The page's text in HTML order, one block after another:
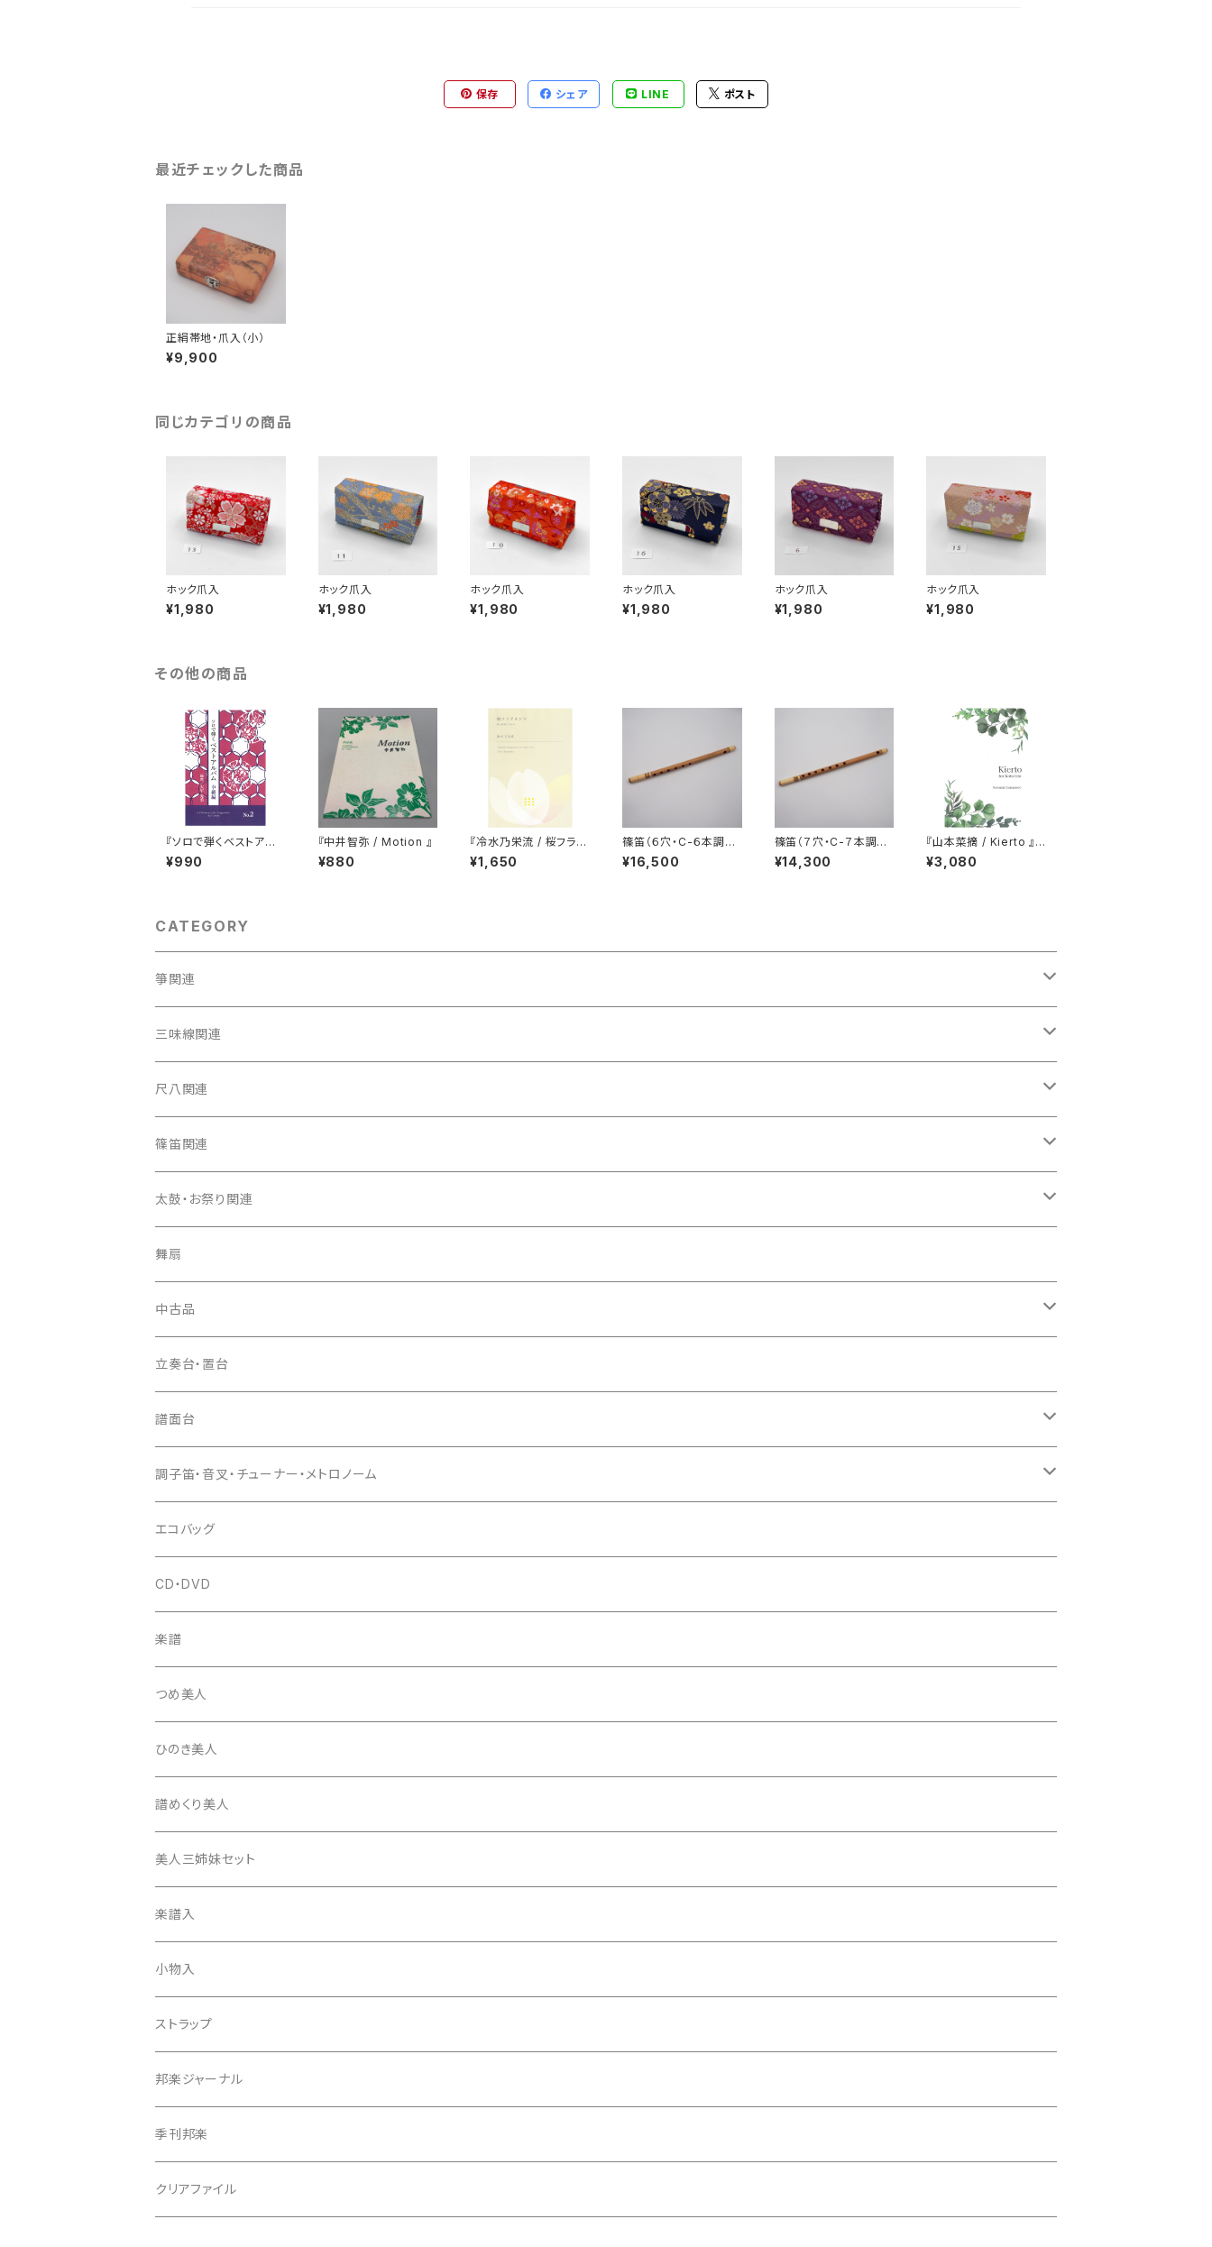
保存 シェア LINE ポスト
最近チェックした商品
正絹帯地・爪入（小）
¥9,900
同じカテゴリの商品
ホック爪入
¥1,980
ホック爪入
¥1,980
ホック爪入
¥1,980
ホック爪入
¥1,980
ホック爪入
¥1,980
ホック爪入
¥1,980
その他の商品
『ソロで弾くベストアル
バム中級編 No.2』
¥990
『中井智弥 / Motion 』
¥880
『冷水乃栄流 / 桜フラグ
メンツ』
¥1,650
篠笛（６穴・C-６本調
子）
¥16,500
篠笛（７穴・C-７本調
子）
¥14,300
『山本菜摘 / Kierto 』
箏三重奏
¥3,080
CATEGORY
箏関連
箏（本体）
箏カバー
箏袋
口前袋・尾布
爪・爪輪
爪入
爪駒入
猫足入
爪ばさみ
箏柱
柱入
平柱入
三角柱入
琴台
13絃用琴台（低）
13絃用琴台（高）
桐柱箱
消音フェルト
三味線関連
三味線（本体）
三味線ケース
長トランク・三ツ折トランク
ソフトケース
雨用カバー
長袋・三ツ組袋・胴袋
胴掛
根緒
糸
(丸三) 寿糸
はつね糸
駒
地唄駒
長唄駒
糸駒入
爪駒入
撥入
一丁撥入
三角撥入（ファスナー式）
撥
長唄・民謡撥
地唄撥
撥さや
撥滑り止めゴム
ひざゴム・胴ゴム・おひざもと
天神袋
天神巾着
指すり
つぼシール
撥皮・撥皮のり
胴板
尺八関連
尺八（本体）
尺八袋
歌口キャップ
つゆ切り
篠笛関連
篠笛（本体）
お祭り用６穴
お祭り用７穴
篠笛袋
太鼓・お祭り関連
太鼓（本体）
太鼓撥
手拍子（チャンチャン）
当り鉦
シュモク（当り鉦バチ）
舞扇
中古品
箏（本体）
三味線（本体）
立奏台・置台
譜面台
座奏用譜面台
立奏用譜面台
調子笛・音叉・チューナー・メトロノーム
調子笛・音叉
チューナー・メトロノーム
エコバッグ
CD・DVD
楽譜
つめ美人
ひのき美人
譜めくり美人
美人三姉妹セット
楽譜入
小物入
ストラップ
邦楽ジャーナル
季刊邦楽
クリアファイル